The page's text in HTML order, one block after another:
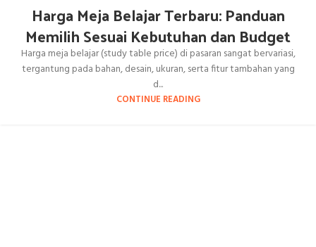
Harga Meja Belajar Terbaru: Panduan
Memilih Sesuai Kebutuhan dan Budget
Harga meja belajar (study table price) di pasaran sangat bervariasi,
tergantung pada bahan, desain, ukuran, serta fitur tambahan yang
d...
CONTINUE READING